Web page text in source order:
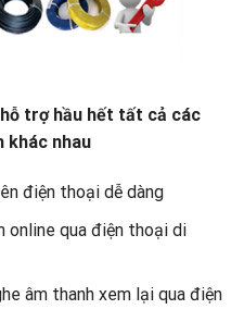
trợ hầu hết tất cả các
khác nhau
điện thoại dễ dàng
online qua điện thoại di
âm thanh xem lại qua điện